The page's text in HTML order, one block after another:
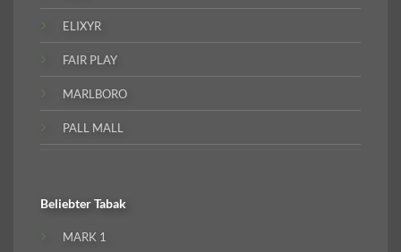
ELIXYR
FAIR PLAY
MARLBORO
PALL MALL
BeliebterTabak
MARK 1